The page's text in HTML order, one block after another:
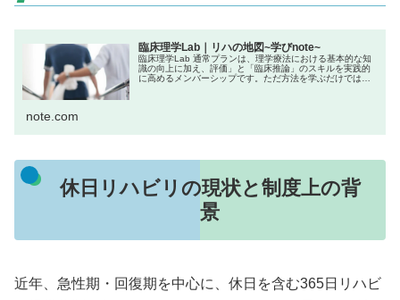
臨床理学Lab｜リハの地図~学びnote~
臨床理学Lab 通常プランは、理学療法における基本的な知
識の向上に加え、評価」と「臨床推論」のスキルを実践的
に高めるメンバーシップです。ただ方法を学ぶだけではな
note.com
休日リハビリの現状と制度上の背
景
近年、急性期・回復期を中心に、休日を含む365日リハビ